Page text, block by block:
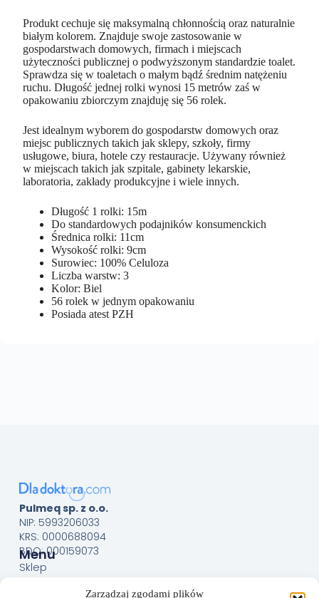
Zarządzaj zgodami plików
Produkt cechuje się maksymalną chłonnością oraz naturalnie
białym kolorem. Znajduje swoje zastosowanie w
gospodarstwach domowych, firmach i miejscach
użyteczności publicznej o podwyższonym standardzie toalet.
Sprawdza się w toaletach o małym bądź średnim natężeniu
ruchu. Długość jednej rolki wynosi 15 metrów zaś w
opakowaniu zbiorczym znajduję się 56 rolek.
Jest idealnym wyborem do gospodarstw domowych oraz
miejsc publicznych takich jak sklepy, szkoły, firmy
usługowe, biura, hotele czy restauracje. Używany również
w miejscach takich jak szpitale, gabinety lekarskie,
laboratoria, zakłady produkcyjne i wiele innych.
Długość 1 rolki: 15m
Do standardowych podajników konsumenckich
Średnica rolki: 11cm
Wysokość rolki: 9cm
Surowiec: 100% Celuloza
Liczba warstw: 3
Kolor: Biel
56 rolek w jednym opakowaniu
Posiada atest PZH
Pulmeq sp. z o.o.
NIP: 5993206033
KRS: 0000688094
BDO: 000159073
Menu
Sklep